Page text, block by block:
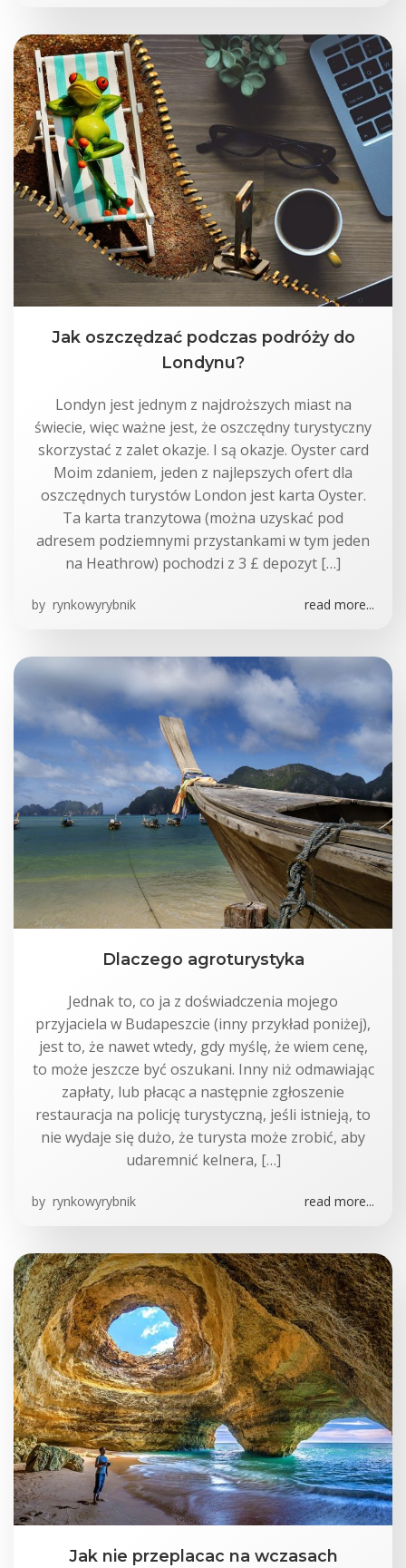
Jak oszczędzać podczas podróży do
Londynu?
Londyn jest jednym z najdroższych miast na
świecie, więc ważne jest, że oszczędny turystyczny
skorzystać z zalet okazje. I są okazje. Oyster card
Moim zdaniem, jeden z najlepszych ofert dla
oszczędnych turystów London jest karta Oyster.
Ta karta tranzytowa (można uzyskać pod
adresem podziemnymi przystankami w tym jeden
na Heathrow) pochodzi z 3 £ depozyt […]
by rynkowyrybnik read more...
Dlaczego agroturystyka
Jednak to, co ja z doświadczenia mojego
przyjaciela w Budapeszcie (inny przykład poniżej),
jest to, że nawet wtedy, gdy myślę, że wiem cenę,
to może jeszcze być oszukani. Inny niż odmawiając
zapłaty, lub płacąc a następnie zgłoszenie
restauracja na policję turystyczną, jeśli istnieją, to
nie wydaje się dużo, że turysta może zrobić, aby
udaremnić kelnera, […]
by rynkowyrybnik read more...
Jak nie przeplacac na wczasach